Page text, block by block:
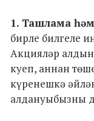
1. Ташлама
бирле билгеле
Акцияләр
куеп, аннан
күренешкә
алдануыбызны